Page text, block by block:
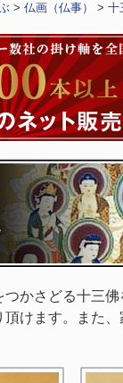
> 仏画（仏事） > 十
かさどる十三
けます。また